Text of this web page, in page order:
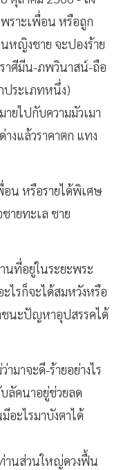
ราะเพื่อน หรือถูก
หญิงชาย จะปองร้าย
าศีมีน-ภพวินาสน์-ถือ
ประเภทหนึ่ง)
ยไปกับความมัวเมา
งแล้วราคาตก แทง
น หรือรายได้พิเศษ
ายทะเล ชาย
นที่อยู่ในระยะพระ
ไรก็จะได้สมหวังหรือ
ชนะปัญหาอุปสรรคได้
ามาจะดี-ร้ายอย่างไร
ลัคนาอยู่ช่วยลด
อะไรมาบังตาได้
านส่วนใหญ่ดวงฟื้น